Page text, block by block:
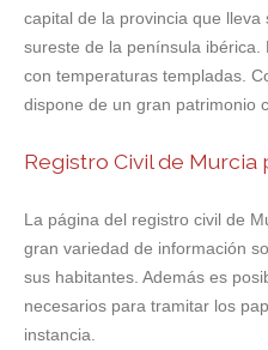
capital de la provincia que
sureste de la península ibérica.
con temperaturas templadas.
dispone de un gran patrimonio
Registro Civil de
La página del registro civil de
gran variedad de información
sus habitantes. Además es
necesarios para tramitar los
instancia.